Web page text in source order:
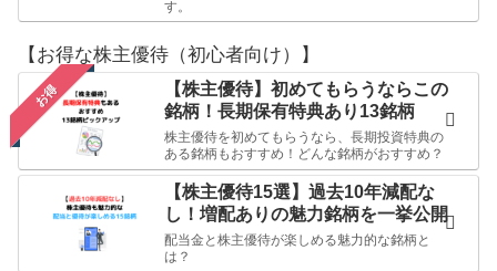
す。
【お得な株主優待（初心者向け）】
お得
【株主優待】初めてもらうならこの
銘柄！長期保有特典あり13銘柄
株主優待を初めてもらうなら、長期投資特典の
ある銘柄もおすすめ！どんな銘柄がおすすめ？
【株主優待15選】過去10年減配な
し！増配ありの魅力銘柄を一挙公開
配当金と株主優待が楽しめる魅力的な銘柄と
は？